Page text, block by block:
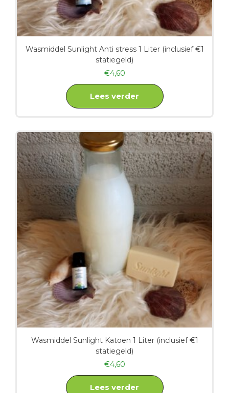
Wasmiddel Sunlight Anti stress 1 Liter (inclusief €1
statiegeld)
€4,60
Lees verder
Wasmiddel Sunlight Katoen 1 Liter (inclusief €1
statiegeld)
€4,60
Lees verder